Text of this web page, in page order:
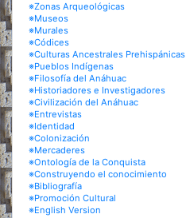
※Zonas Arqueológicas
※Museos
※Murales
※Códices
※Culturas Ancestrales Prehispánicas
※Pueblos Indígenas
※Filosofía del Anáhuac
※Historiadores e Investigadores
※Civilización del Anáhuac
※Entrevistas
※Identidad
※Colonización
※Mercaderes
※Ontología de la Conquista
※Construyendo el conocimiento
※Bibliografía
※Promoción Cultural
※English Version